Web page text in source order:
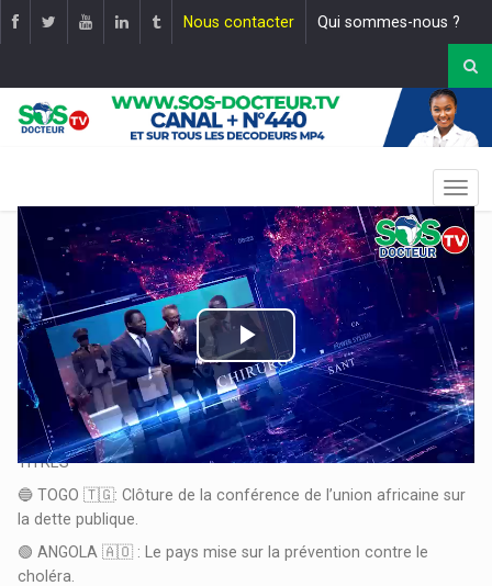
Nous contacter Qui sommes-nous ?
Play
Video
Le JT : 19H30 |Mise en ligne le : 14 mai 2025
TITRES
🔵 TOGO 🇹🇬: Clôture de la conférence de l’union africaine sur
la dette publique.
🟢 ANGOLA 🇦🇴 : Le pays mise sur la prévention contre le
choléra.